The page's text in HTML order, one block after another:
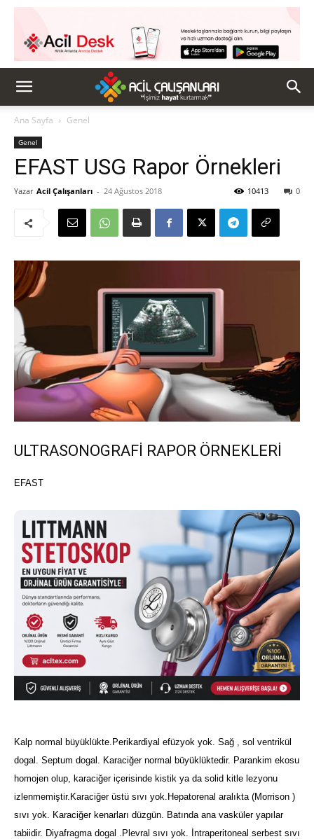
Ana Sayfa Genel
Genel
EFAST USG Rapor Örnekleri
Yazar Acil Çalışanları - 24 Ağustos 2018 0
10413
ULTRASONOGRAFİ RAPOR ÖRNEKLERİ
EFAST
Kalp normal büyüklükte.Perikardiyal efüzyok yok. Sağ , sol ventrikül
dogal. Septum dogal. Karaciğer normal büyüklüktedir. Parankim ekosu
homojen olup, karaciğer içerisinde kistik ya da solid kitle lezyonu
izlenmemiştir.Karaciğer üstü sıvı yok.Hepatorenal aralıkta (Morrison )
sıvı yok. Karaciğer kenarları düzgün. Batında ana vasküler yapılar
tabiidir. Diyafragma dogal .Plevral sıvı yok. İntraperitoneal serbest sıvı